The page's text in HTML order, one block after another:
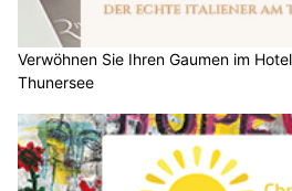
Verwöhnen Sie Ihren Gaumen im
Thunersee